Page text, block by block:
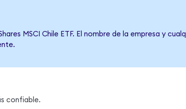
MSCI Chile ETF. El nombre de la empresa y
confiable.